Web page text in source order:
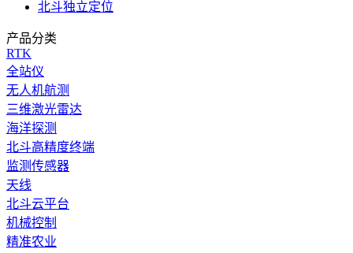
北斗独立定位
产品分类
RTK
全站仪
无人机航测
三维激光雷达
海洋探测
北斗高精度终端
监测传感器
天线
北斗云平台
机械控制
精准农业